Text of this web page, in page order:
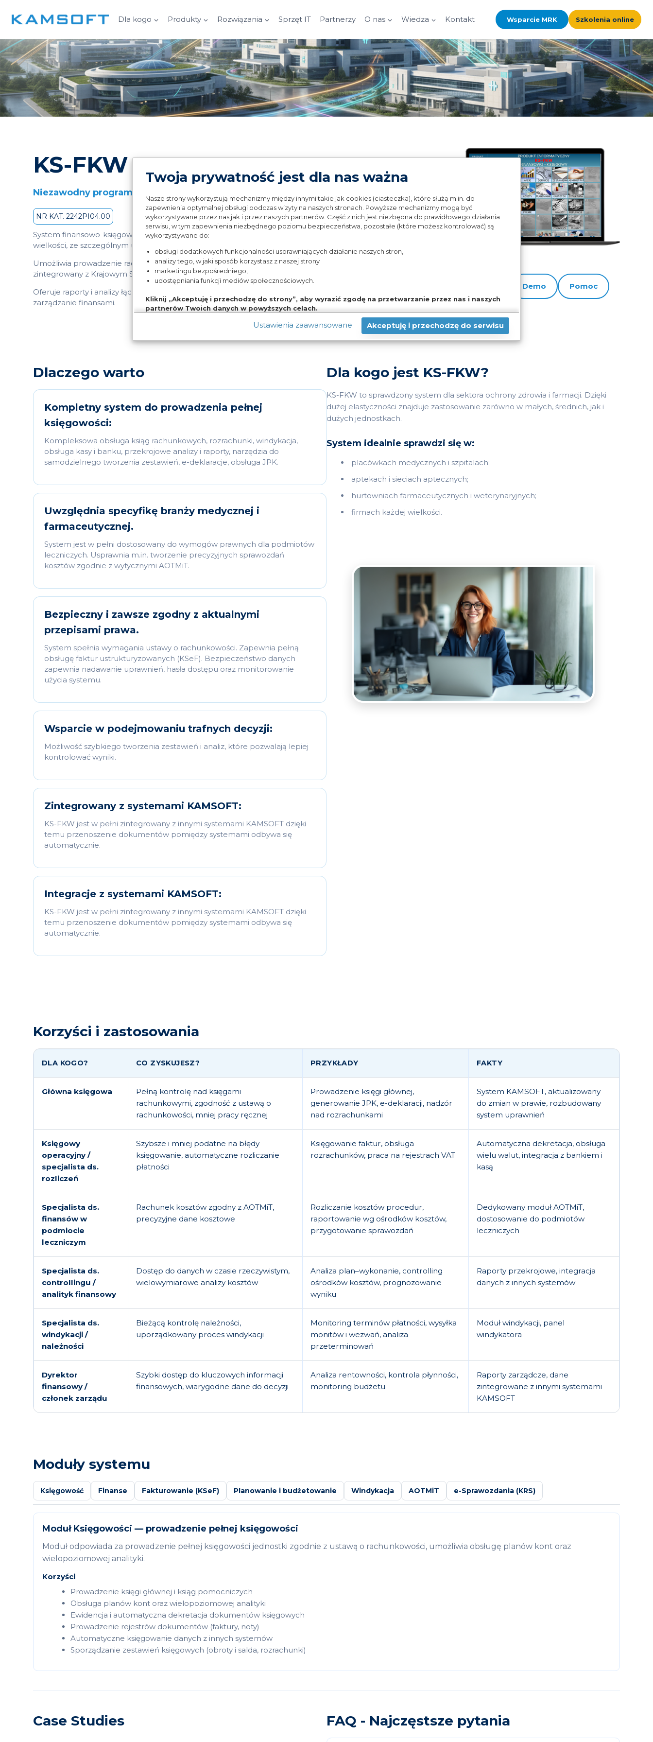
Dla kogo Produkty Rozwiązania Sprzęt IT Partnerzy O nas Wiedza Kontakt Wsparcie MRK Szkolenia online
KS-FKW
Niezawodny program do pełnej księgowości
NR KAT. 2242PI04.00
System finansowo-księgowy (KS-FKW) produkcji KAMSOFT to kompleksowe rozwiązanie dla firm każdej
wielkości, ze szczególnym uwzględnieniem branży medycznej i farmaceutycznej.
Umożliwia prowadzenie rachunku kosztów zgodnie z wytycznymi AOTMiT, jest aktualizowany do zmian w prawie i
zintegrowany z Krajowym Systemem e-Faktur.
Oferuje raporty i analizy łączące dane medyczne i administracyjne, wspiera controlling, windykację oraz efektywne
zarządzanie finansami.
Demo Pomoc
Dlaczego warto
Kompletny system do prowadzenia pełnej
księgowości:
Kompleksowa obsługa ksiąg rachunkowych, rozrachunki, windykacja,
obsługa kasy i banku, przekrojowe analizy i raporty, narzędzia do
samodzielnego tworzenia zestawień, e-deklaracje, obsługa JPK.
Uwzględnia specyfikę branży medycznej i
farmaceutycznej.
System jest w pełni dostosowany do wymogów prawnych dla podmiotów
leczniczych. Usprawnia m.in. tworzenie precyzyjnych sprawozdań
kosztów zgodnie z wytycznymi AOTMiT.
Bezpieczny i zawsze zgodny z aktualnymi
przepisami prawa.
System spełnia wymagania ustawy o rachunkowości. Zapewnia pełną
obsługę faktur ustrukturyzowanych (KSeF). Bezpieczeństwo danych
zapewnia nadawanie uprawnień, hasła dostępu oraz monitorowanie
użycia systemu.
Wsparcie w podejmowaniu trafnych decyzji:
Możliwość szybkiego tworzenia zestawień i analiz, które pozwalają lepiej
kontrolować wyniki.
Zintegrowany z systemami KAMSOFT:
KS-FKW jest w pełni zintegrowany z innymi systemami KAMSOFT dzięki
temu przenoszenie dokumentów pomiędzy systemami odbywa się
automatycznie.
Integracje z systemami KAMSOFT:
KS-FKW jest w pełni zintegrowany z innymi systemami KAMSOFT dzięki
temu przenoszenie dokumentów pomiędzy systemami odbywa się
automatycznie.
Dla kogo jest KS-FKW?
KS-FKW to sprawdzony system dla sektora ochrony zdrowia i farmacji. Dzięki
dużej elastyczności znajduje zastosowanie zarówno w małych, średnich, jak i
dużych jednostkach.
System idealnie sprawdzi się w:
placówkach medycznych i szpitalach;
aptekach i sieciach aptecznych;
hurtowniach farmaceutycznych i weterynaryjnych;
firmach każdej wielkości.
Korzyści i zastosowania
DLA KOGO? CO ZYSKUJESZ? PRZYKŁADY FAKTY
Główna księgowa
Pełną kontrolę nad księgami
rachunkowymi, zgodność z ustawą o
rachunkowości, mniej pracy ręcznej
Prowadzenie księgi głównej,
generowanie JPK, e-deklaracji, nadzór
nad rozrachunkami
System KAMSOFT, aktualizowany
do zmian w prawie, rozbudowany
system uprawnień
Księgowy
operacyjny /
specjalista ds.
rozliczeń
Szybsze i mniej podatne na błędy
księgowanie, automatyczne rozliczanie
płatności
Księgowanie faktur, obsługa
rozrachunków, praca na rejestrach VAT
Automatyczna dekretacja, obsługa
wielu walut, integracja z bankiem i
kasą
Specjalista ds.
finansów w
podmiocie
leczniczym
Rachunek kosztów zgodny z AOTMiT,
precyzyjne dane kosztowe
Rozliczanie kosztów procedur,
raportowanie wg ośrodków kosztów,
przygotowanie sprawozdań
Dedykowany moduł AOTMiT,
dostosowanie do podmiotów
leczniczych
Specjalista ds.
controllingu /
analityk finansowy
Dostęp do danych w czasie rzeczywistym,
wielowymiarowe analizy kosztów
Analiza plan–wykonanie, controlling
ośrodków kosztów, prognozowanie
wyniku
Raporty przekrojowe, integracja
danych z innych systemów
Specjalista ds.
windykacji /
należności
Bieżącą kontrolę należności,
uporządkowany proces windykacji
Monitoring terminów płatności, wysyłka
monitów i wezwań, analiza
przeterminowań
Moduł windykacji, panel
windykatora
Dyrektor
finansowy /
członek zarządu
Szybki dostęp do kluczowych informacji
finansowych, wiarygodne dane do decyzji
Analiza rentowności, kontrola płynności,
monitoring budżetu
Raporty zarządcze, dane
zintegrowane z innymi systemami
KAMSOFT
Moduły systemu
Księgowość Finanse Fakturowanie (KSeF) Planowanie i budżetowanie Windykacja AOTMiT e-Sprawozdania (KRS)
Moduł Księgowości — prowadzenie pełnej księgowości
Moduł odpowiada za prowadzenie pełnej księgowości jednostki zgodnie z ustawą o rachunkowości, umożliwia obsługę planów kont oraz
wielopoziomowej analityki.
Korzyści
Prowadzenie księgi głównej i ksiąg pomocniczych
Obsługa planów kont oraz wielopoziomowej analityki
Ewidencja i automatyczna dekretacja dokumentów księgowych
Prowadzenie rejestrów dokumentów (faktury, noty)
Automatyczne księgowanie danych z innych systemów
Sporządzanie zestawień księgowych (obroty i salda, rozrachunki)
Case Studies FAQ - Najczęstsze pytania
Twoja prywatność jest dla nas ważna
Nasze strony wykorzystują mechanizmy między innymi takie jak cookies (ciasteczka), które służą m.in. do
zapewnienia optymalnej obsługi podczas wizyty na naszych stronach. Powyższe mechanizmy mogą być
wykorzystywane przez nas jak i przez naszych partnerów. Część z nich jest niezbędna do prawidłowego działania
serwisu, w tym zapewnienia niezbędnego poziomu bezpieczeństwa, pozostałe (które możesz kontrolować) są
wykorzystywane do:
obsługi dodatkowych funkcjonalności usprawniających działanie naszych stron,
analizy tego, w jaki sposób korzystasz z naszej strony
marketingu bezpośredniego,
udostępniania funkcji mediów społecznościowych.
Kliknij „Akceptuję i przechodzę do strony”, aby wyrazić zgodę na przetwarzanie przez nas i naszych
partnerów Twoich danych w powyższych celach.
Pamiętaj, że wyrażenie zgody jest dobrowolne, a wyrażoną zgodę możesz w każdej chwili cofnąć, możesz też
wycofać zgodę na przetwarzanie Twoich danych tylko w niektórych celach. Jeżeli chcesz dowiedzieć się więcej lub
chcesz przeprowadzić konfigurację szczegółową - możesz tego dokonać za pomocą „Ustawień
Więcej informacji na temat wykorzystywania narzędzi zewnętrznych na naszych stronach znajdziesz w
Ustawienia zaawansowane Akceptuję i przechodzę do serwisu